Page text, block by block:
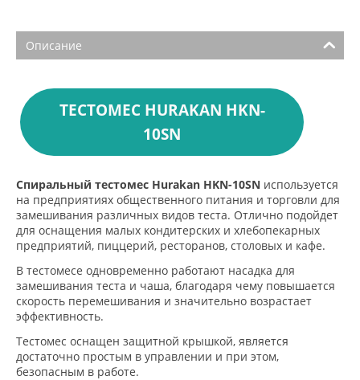
Описание
ТЕСТОМЕС HURAKAN HKN-
10SN
Спиральный тестомес Hurakan HKN-10SN используется
на предприятиях общественного питания и торговли для
замешивания различных видов теста. Отлично подойдет
для оснащения малых кондитерских и хлебопекарных
предприятий, пиццерий, ресторанов, столовых и кафе.
В тестомесе одновременно работают насадка для
замешивания теста и чаша, благодаря чему повышается
скорость перемешивания и значительно возрастает
эффективность.
Тестомес оснащен защитной крышкой, является
достаточно простым в управлении и при этом,
безопасным в работе.